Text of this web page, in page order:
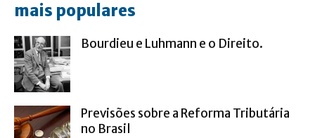
mais populares
Bourdieu e Luhmann e o Direito.
Previsões sobre a Reforma Tributária
no Brasil